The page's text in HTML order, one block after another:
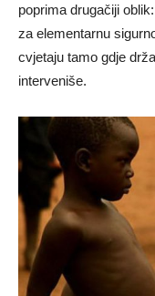
poprima drugačiji
za elementarnu
cvjetaju tamo gdje
interveniše.